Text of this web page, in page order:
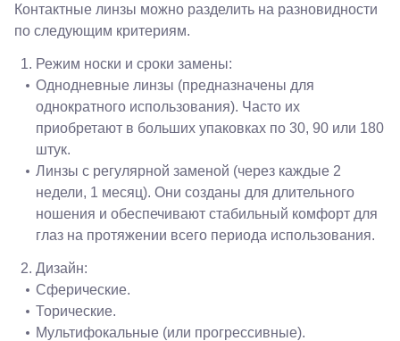
Контактные линзы можно разделить на разновидности
по следующим критериям.
Режим носки и сроки замены:
Однодневные линзы (предназначены для
однократного использования). Часто их
приобретают в больших упаковках по 30, 90 или 180
штук.
Линзы с регулярной заменой (через каждые 2
недели, 1 месяц). Они созданы для длительного
ношения и обеспечивают стабильный комфорт для
глаз на протяжении всего периода использования.
Дизайн:
Сферические.
Торические.
Мультифокальные (или прогрессивные).
Кирова,
122а
Нальчик,
пр.
Ленина,
22
Невинномысск,
ул. Гагарина,
55
Новороссийск,
ул. Серова,
Лейтенанта
Шмидта,
38/40
пр.
Калинина,
98
Славянск-
на-Кубани,